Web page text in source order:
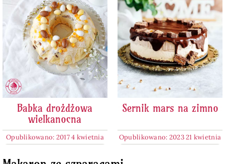
Babka drożdżowa
wielkanocna
Opublikowano: 2017 4 kwietnia
Sernik mars na zimno
Opublikowano: 2023 21 kwietnia